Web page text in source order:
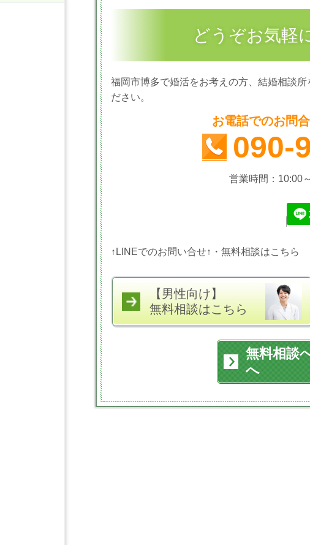
どうぞお気軽
福岡市博多で婚活をお考えの方、結婚相談
ださい。
お電話でのお問
090-
営業時間：10:00
↑LINEでのお問い合せ↑・無料相談はこちら
【男性向け】
無料相談はこちら
無料相談
へ